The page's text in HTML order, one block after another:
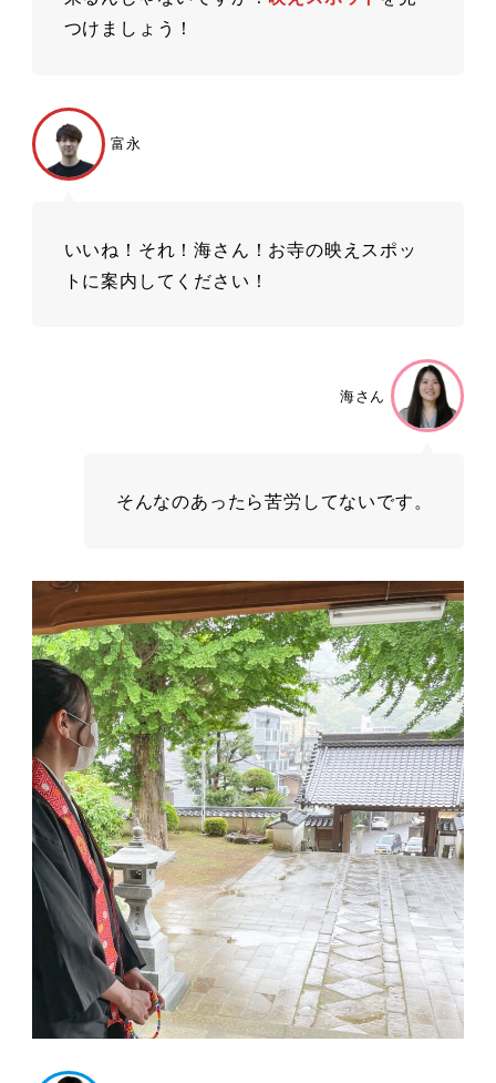
つけましょう！
富永
いいね！それ！海さん！お寺の映えスポッ
トに案内してください！
海さん
そんなのあったら苦労してないです。